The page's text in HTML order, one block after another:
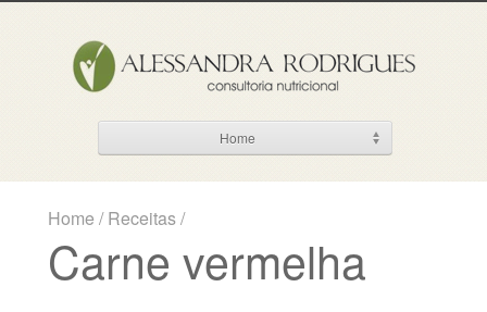
Home
Home /Receitas/
Carne vermelha